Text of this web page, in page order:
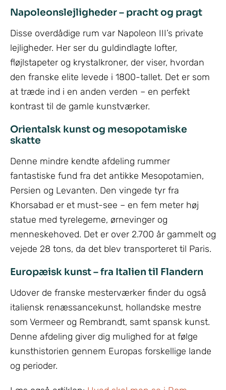
Napoleonslejligheder – pracht og pragt
Disse overdådige rum var Napoleon III’s private
lejligheder. Her ser du guldindlagte lofter,
fløjlstapeter og krystalkroner, der viser, hvordan
den franske elite levede i 1800-tallet. Det er som
at træde ind i en anden verden – en perfekt
kontrast til de gamle kunstværker.
Orientalsk kunst og mesopotamiske
skatte
Denne mindre kendte afdeling rummer
fantastiske fund fra det antikke Mesopotamien,
Persien og Levanten. Den vingede tyr fra
Khorsabad er et must-see – en fem meter høj
statue med tyrelegeme, ørnevinger og
menneskehoved. Det er over 2.700 år gammelt og
vejede 28 tons, da det blev transporteret til Paris.
Europæisk kunst – fra Italien til Flandern
Udover de franske mesterværker finder du også
italiensk renæssancekunst, hollandske mestre
som Vermeer og Rembrandt, samt spansk kunst.
Denne afdeling giver dig mulighed for at følge
kunsthistorien gennem Europas forskellige lande
og perioder.